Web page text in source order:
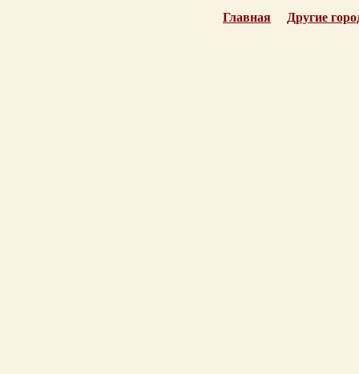
Главная Другие